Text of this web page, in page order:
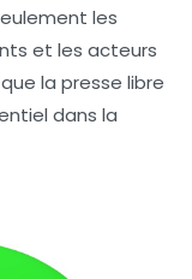
les
et les acteurs
la presse libre
dans la